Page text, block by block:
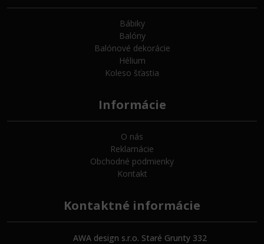
Bábiky
Balóny
Balónové dekorácie
Hélium
Koleso šťastia
Informácie
O nás
Reklamácie
Obchodné podmienky
Kontakt
Kontaktné informácie
AWA design s.r.o. Staré Grunty 332